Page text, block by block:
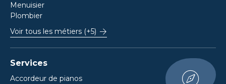
Menuisier
Plombier
Voir tous les métiers (+5)
Services
Accordeur de pianos